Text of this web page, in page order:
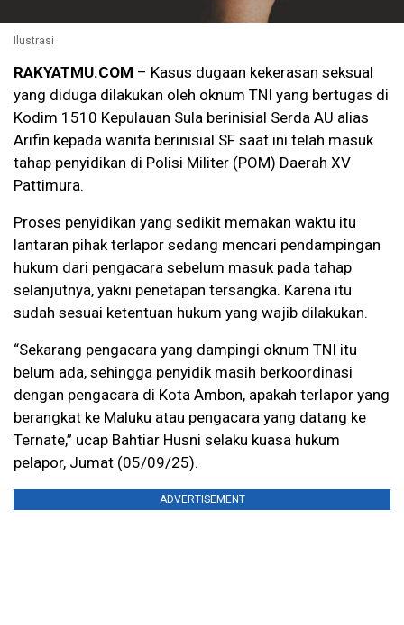
Ilustrasi
RAKYATMU.COM – Kasus dugaan kekerasan seksual
yang diduga dilakukan oleh oknum TNI yang bertugas di
Kodim 1510 Kepulauan Sula berinisial Serda AU alias
Arifin kepada wanita berinisial SF saat ini telah masuk
tahap penyidikan di Polisi Militer (POM) Daerah XV
Pattimura.
Proses penyidikan yang sedikit memakan waktu itu
lantaran pihak terlapor sedang mencari pendampingan
hukum dari pengacara sebelum masuk pada tahap
selanjutnya, yakni penetapan tersangka. Karena itu
sudah sesuai ketentuan hukum yang wajib dilakukan.
“Sekarang pengacara yang dampingi oknum TNI itu
belum ada, sehingga penyidik masih berkoordinasi
dengan pengacara di Kota Ambon, apakah terlapor yang
berangkat ke Maluku atau pengacara yang datang ke
Ternate,” ucap Bahtiar Husni selaku kuasa hukum
pelapor, Jumat (05/09/25).
ADVERTISEMENT